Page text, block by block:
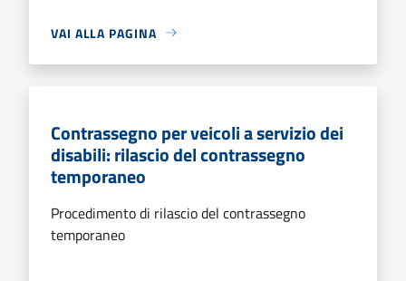
VAI ALLA PAGINA
Contrassegno per veicoli a servizio dei
disabili: rilascio del contrassegno
temporaneo
Procedimento di rilascio del contrassegno
temporaneo